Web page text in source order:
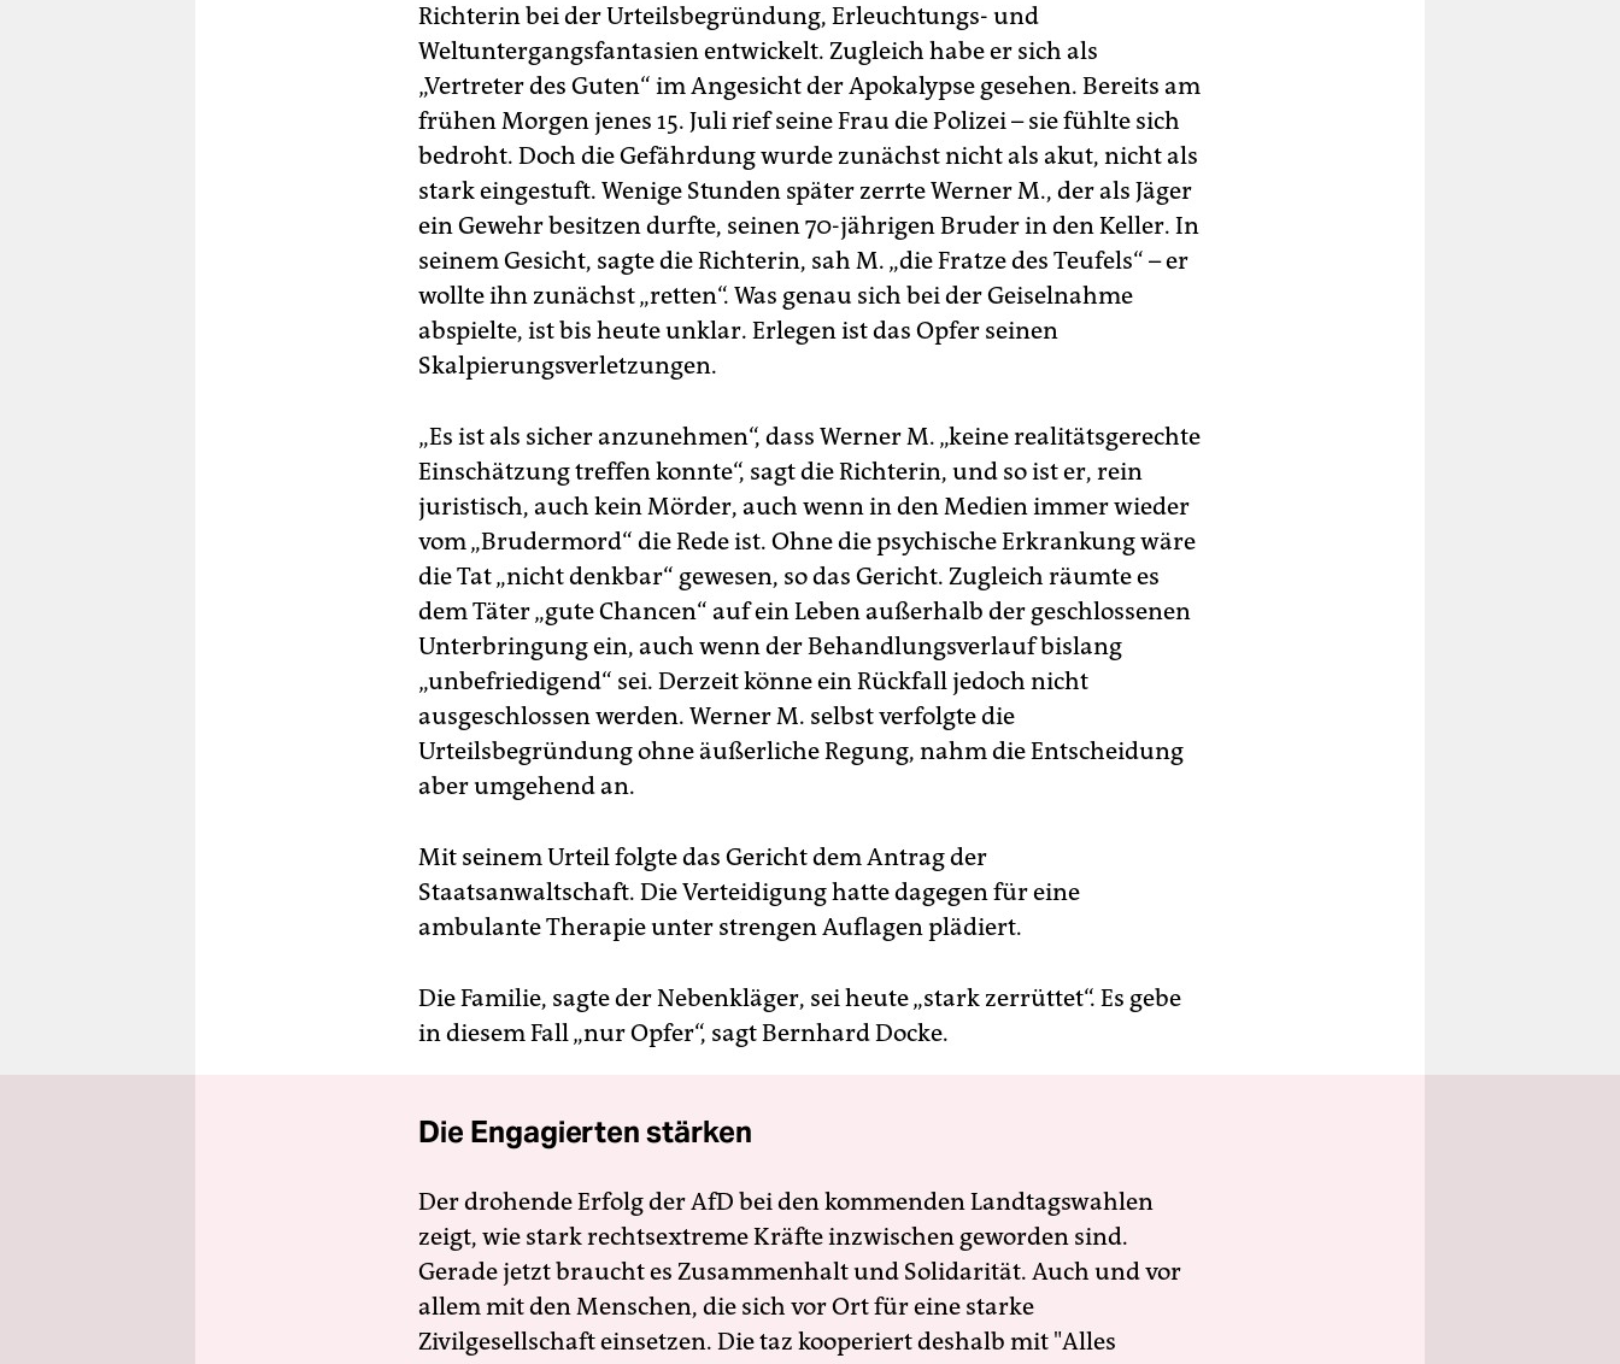
Richterin bei der Urteilsbegründung, Erleuchtungs- und
Weltuntergangsfantasien entwickelt. Zugleich habe er sich als
„Vertreter des Guten“ im Angesicht der Apokalypse gesehen. Bereits am
frühen Morgen jenes 15. Juli rief seine Frau die Polizei – sie fühlte sich
bedroht. Doch die Gefährdung wurde zunächst nicht als akut, nicht als
stark eingestuft. Wenige Stunden später zerrte Werner M., der als Jäger
ein Gewehr besitzen durfte, seinen 70-jährigen Bruder in den Keller. In
seinem Gesicht, sagte die Richterin, sah M. „die Fratze des Teufels“ – er
wollte ihn zunächst „retten“. Was genau sich bei der Geiselnahme
abspielte, ist bis heute unklar. Erlegen ist das Opfer seinen
Skalpierungsverletzungen.
„Es ist als sicher anzunehmen“, dass Werner M. „keine realitätsgerechte
Einschätzung treffen konnte“, sagt die Richterin, und so ist er, rein
juristisch, auch kein Mörder, auch wenn in den Medien immer wieder
vom „Brudermord“ die Rede ist. Ohne die psychische Erkrankung wäre
die Tat „nicht denkbar“ gewesen, so das Gericht. Zugleich räumte es
dem Täter „gute Chancen“ auf ein Leben außerhalb der geschlossenen
Unterbringung ein, auch wenn der Behandlungsverlauf bislang
„unbefriedigend“ sei. Derzeit könne ein Rückfall jedoch nicht
ausgeschlossen werden. Werner M. selbst verfolgte die
Urteilsbegründung ohne äußerliche Regung, nahm die Entscheidung
aber umgehend an.
Mit seinem Urteil folgte das Gericht dem Antrag der
Staatsanwaltschaft. Die Verteidigung hatte dagegen für eine
ambulante Therapie unter strengen Auflagen plädiert.
Die Familie, sagte der Nebenkläger, sei heute „stark zerrüttet“. Es gebe
in diesem Fall „nur Opfer“, sagt Bernhard Docke.
Die Engagierten stärken
Der drohende Erfolg der AfD bei den kommenden Landtagswahlen
zeigt, wie stark rechtsextreme Kräfte inzwischen geworden sind.
Gerade jetzt braucht es Zusammenhalt und Solidarität. Auch und vor
allem mit den Menschen, die sich vor Ort für eine starke
Zivilgesellschaft einsetzen. Die taz kooperiert deshalb mit "Alles